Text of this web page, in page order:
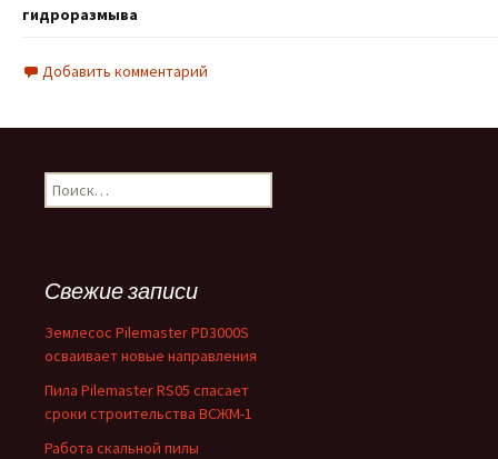
гидроразмыва
Добавить комментарий
Найти:
Свежие записи
Землесос Pilemaster PD3000S
осваивает новые направления
Пила Pilemaster RS05 спасает
сроки строительства ВСЖМ-1
Работа скальной пилы